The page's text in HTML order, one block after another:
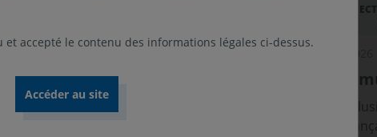
Le regard du gérant -
L’inspection en milieu
industriel, indispensable
Depuis
forêts
accepté le contenu des informations légales ci-dessus.